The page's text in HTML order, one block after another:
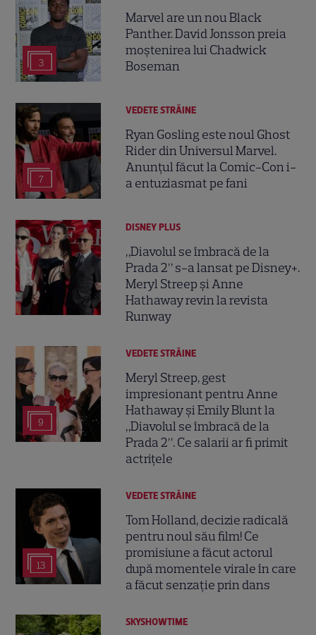
3
Marvel are un nou Black
Panther. David Jonsson preia
moștenirea lui Chadwick
Boseman
7
VEDETE STRĂINE
Ryan Gosling este noul Ghost
Rider din Universul Marvel.
Anunțul făcut la Comic-Con i-
a entuziasmat pe fani
DISNEY PLUS
„Diavolul se îmbracă de la
Prada 2” s-a lansat pe Disney+.
Meryl Streep și Anne
Hathaway revin la revista
Runway
9
VEDETE STRĂINE
Meryl Streep, gest
impresionant pentru Anne
Hathaway și Emily Blunt la
„Diavolul se îmbracă de la
Prada 2”. Ce salarii ar fi primit
actrițele
13
VEDETE STRĂINE
Tom Holland, decizie radicală
pentru noul său film! Ce
promisiune a făcut actorul
după momentele virale în care
a făcut senzație prin dans
SKYSHOWTIME